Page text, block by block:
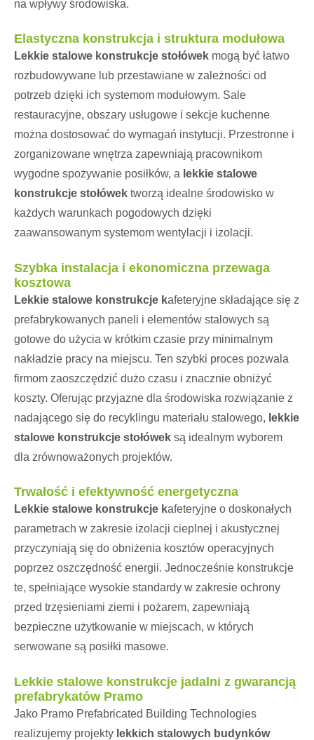
na wpływy środowiska.
Elastyczna konstrukcja i struktura modułowa
Lekkie stalowe konstrukcje stołówek mogą być łatwo
rozbudowywane lub przestawiane w zależności od
potrzeb dzięki ich systemom modułowym. Sale
restauracyjne, obszary usługowe i sekcje kuchenne
można dostosować do wymagań instytucji. Przestronne i
zorganizowane wnętrza zapewniają pracownikom
wygodne spożywanie posiłków, a lekkie stalowe
konstrukcje stołówek tworzą idealne środowisko w
każdych warunkach pogodowych dzięki
zaawansowanym systemom wentylacji i izolacji.
Szybka instalacja i ekonomiczna przewaga
kosztowa
Lekkie stalowe konstrukcje kafeteryjne składające się z
prefabrykowanych paneli i elementów stalowych są
gotowe do użycia w krótkim czasie przy minimalnym
nakładzie pracy na miejscu. Ten szybki proces pozwala
firmom zaoszczędzić dużo czasu i znacznie obniżyć
koszty. Oferując przyjazne dla środowiska rozwiązanie z
nadającego się do recyklingu materiału stalowego, lekkie
stalowe konstrukcje stołówek są idealnym wyborem
dla zrównoważonych projektów.
Trwałość i efektywność energetyczna
Lekkie stalowe konstrukcje kafeteryjne o doskonałych
parametrach w zakresie izolacji cieplnej i akustycznej
przyczyniają się do obniżenia kosztów operacyjnych
poprzez oszczędność energii. Jednocześnie konstrukcje
te, spełniające wysokie standardy w zakresie ochrony
przed trzęsieniami ziemi i pożarem, zapewniają
bezpieczne użytkowanie w miejscach, w których
serwowane są posiłki masowe.
Lekkie stalowe konstrukcje jadalni z gwarancją
prefabrykatów Pramo
Jako Pramo Prefabricated Building Technologies
realizujemy projekty lekkich stalowych budynków